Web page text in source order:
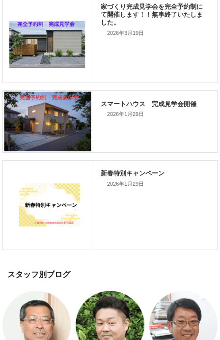
前の記事
次の記事
家づくりこぼれ話！
新着のイベント情報
2026年3月19日
スマートハウス 完成見学会開催
2026年1月29日
2026年1月29日